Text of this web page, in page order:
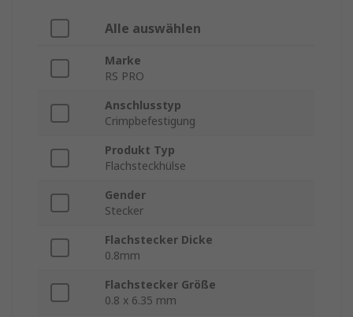
Alle auswählen
Marke
RS PRO
Anschlusstyp
Crimpbefestigung
Produkt Typ
Flachsteckhülse
Gender
Stecker
Flachstecker Dicke
0.8mm
Flachstecker Größe
0.8 x 6.35 mm